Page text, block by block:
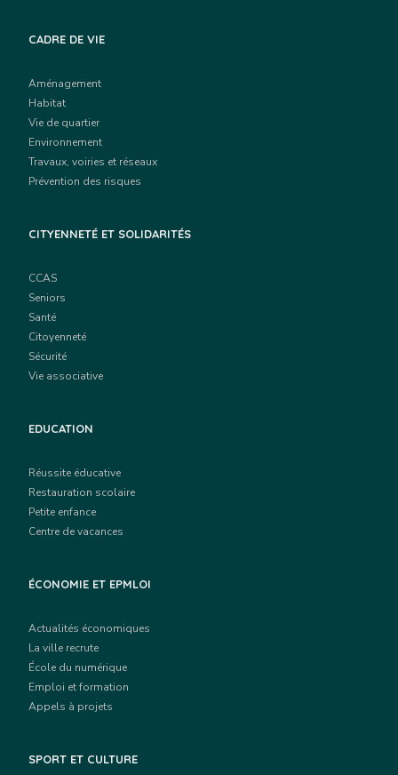
CADRE DE VIE
Aménagement
Habitat
Vie de quartier
Environnement
Travaux, voiries et réseaux
Prévention des risques
CITYENNETÉ ET SOLIDARITÉS
CCAS
Seniors
Santé
Citoyenneté
Sécurité
Vie associative
EDUCATION
Réussite éducative
Restauration scolaire
Petite enfance
Centre de vacances
ÉCONOMIE ET EPMLOI
Actualités économiques
La ville recrute
École du numérique
Emploi et formation
Appels à projets
SPORT ET CULTURE